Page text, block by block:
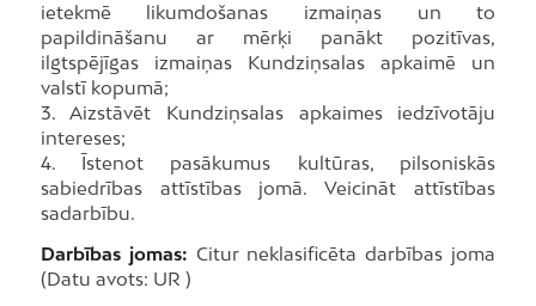
ietekmē likumdošanas izmaiņas un to
papildināšanu ar mērķi panākt pozitīvas,
ilgtspējīgas izmaiņas Kundziņsalas apkaimē un
valstī kopumā;
3. Aizstāvēt Kundziņsalas apkaimes iedzīvotāju
intereses;
4. Īstenot pasākumus kultūras, pilsoniskās
sabiedrības attīstības jomā. Veicināt attīstības
sadarbību.
Darbības jomas: Citur neklasificēta darbības joma
(Datu avots: UR )